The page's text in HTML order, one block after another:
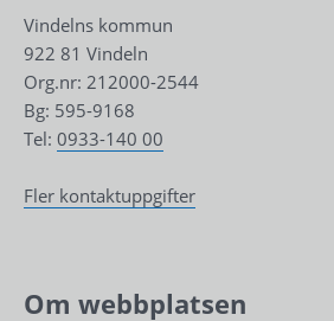
Vindelns kommun
922 81 Vindeln
Org.nr: 212000-2544
Bg: 595-9168
Tel: 0933-140 00
Fler kontaktuppgifter
Om webbplatsen